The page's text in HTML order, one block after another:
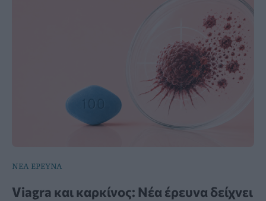
ΝΕΑ ΕΡΕΥΝΑ
Viagra και καρκίνος: Νέα έρευνα δείχνει